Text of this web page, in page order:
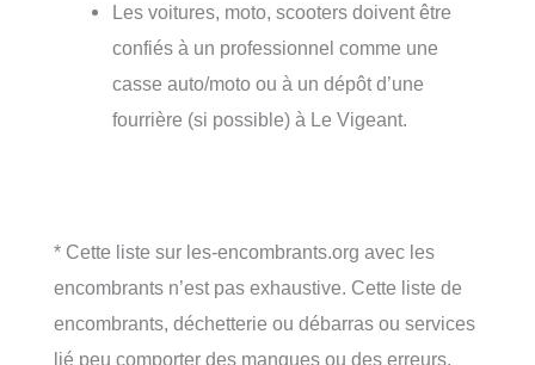
Les voitures, moto, scooters doivent être
confiés à un professionnel comme une
casse auto/moto ou à un dépôt d’une
fourrière (si possible) à Le Vigeant.
* Cette liste sur les-encombrants.org avec les
encombrants n’est pas exhaustive. Cette liste de
encombrants, déchetterie ou débarras ou services
lié peu comporter des manques ou des erreurs.